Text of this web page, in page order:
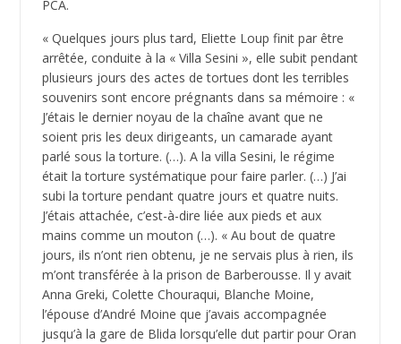
PCA.
« Quelques jours plus tard, Eliette Loup finit par être
arrêtée, conduite à la « Villa Sesini », elle subit pendant
plusieurs jours des actes de tortues dont les terribles
souvenirs sont encore prégnants dans sa mémoire : «
J’étais le dernier noyau de la chaîne avant que ne
soient pris les deux dirigeants, un camarade ayant
parlé sous la torture. (…). A la villa Sesini, le régime
était la torture systématique pour faire parler. (…) J’ai
subi la torture pendant quatre jours et quatre nuits.
J’étais attachée, c’est-à-dire liée aux pieds et aux
mains comme un mouton (…). « Au bout de quatre
jours, ils n’ont rien obtenu, je ne servais plus à rien, ils
m’ont transférée à la prison de Barberousse. Il y avait
Anna Greki, Colette Chouraqui, Blanche Moine,
l’épouse d’André Moine que j’avais accompagnée
jusqu’à la gare de Blida lorsqu’elle dut partir pour Oran